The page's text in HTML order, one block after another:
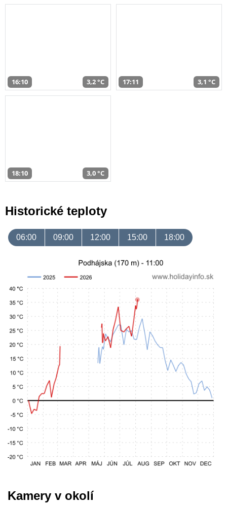
16:10 3,2 °C 17:11 3,1 °C
18:10 3,0 °C
Historické teploty
06:00 09:00 12:00 15:00 18:00
Kamery v okolí